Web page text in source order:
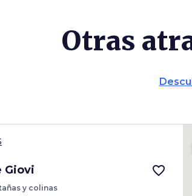
Otras
Giovi
y colinas
favorite_border